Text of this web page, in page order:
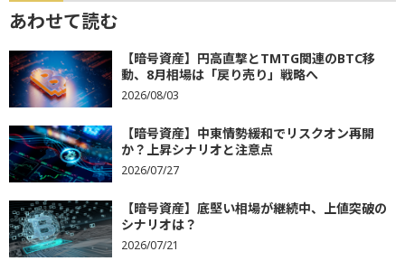
あわせて読む
【暗号資産】円高直撃とTMTG関連のBTC移
動、8月相場は「戻り売り」戦略へ
2026/08/03
【暗号資産】中東情勢緩和でリスクオン再開
か？上昇シナリオと注意点
2026/07/27
【暗号資産】底堅い相場が継続中、上値突破の
シナリオは？
2026/07/21